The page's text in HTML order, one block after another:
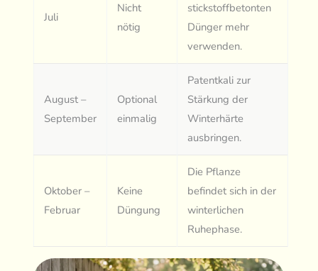
Juli
Nicht
nötig
stickstoffbetonten
Dünger mehr
verwenden.
August –
September
Optional
einmalig
Patentkali zur
Stärkung der
Winterhärte
ausbringen.
Oktober –
Februar
Keine
Düngung
Die Pflanze
befindet sich in der
winterlichen
Ruhephase.